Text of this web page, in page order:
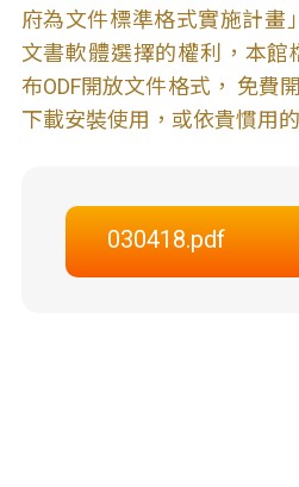
府為文件標準格式實施計畫
文書軟體選擇的權利，本
布ODF開放文件格式， 免費
下載安裝使用，或依貴慣用
030418.pdf